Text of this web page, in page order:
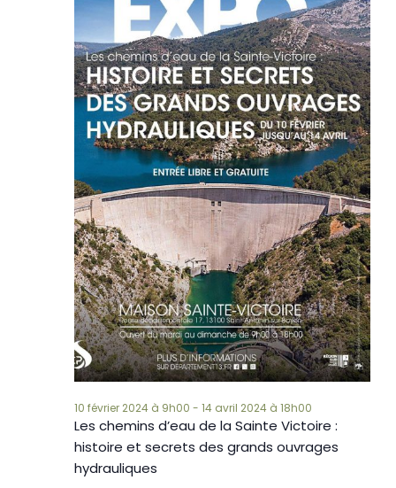
Les chemins d’eau de la Sainte Victoire :
histoire et secrets des grands ouvrages
hydrauliques
10 février 2024 à 9h00 - 14 avril 2024 à 18h00